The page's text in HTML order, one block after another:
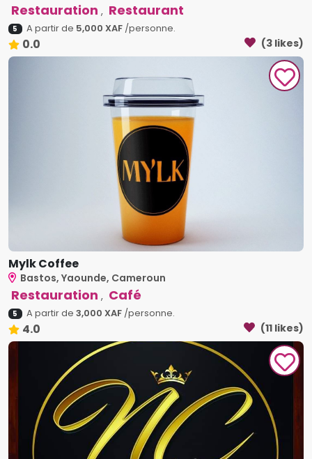
Restauration , Restaurant
5 A partir de 5,000 XAF/personne.
0.0 (3 likes)
Mylk Coffee
Bastos, Yaounde, Cameroun
Restauration , Café
5 A partir de 3,000 XAF/personne.
4.0 (11 likes)